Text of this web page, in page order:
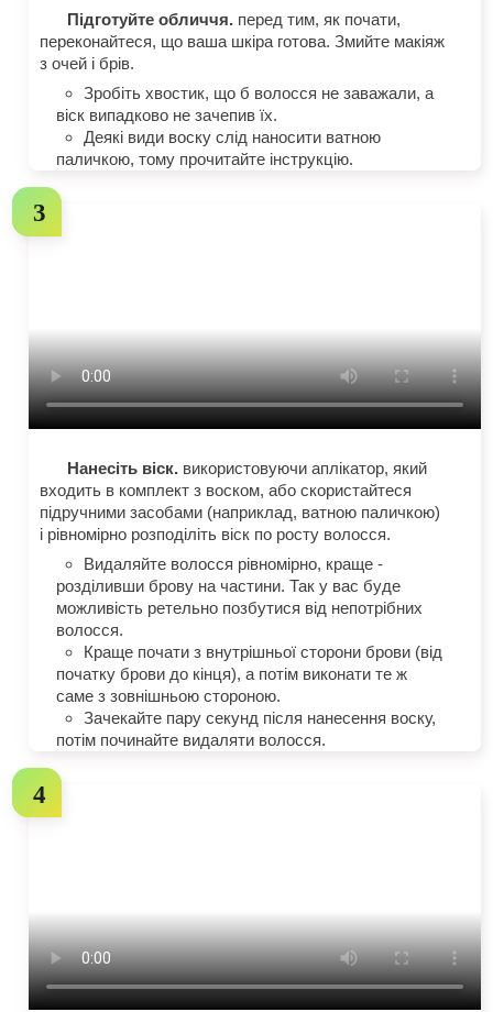
Підготуйте обличчя. перед тим, як почати,
переконайтеся, що ваша шкіра готова. Змийте макіяж
з очей і брів.
Зробіть хвостик, що б волосся не заважали, а
віск випадково не зачепив їх.
Деякі види воску слід наносити ватною
паличкою, тому прочитайте інструкцію.
Нанесіть віск. використовуючи аплікатор, який
входить в комплект з воском, або скористайтеся
підручними засобами (наприклад, ватною паличкою)
і рівномірно розподіліть віск по росту волосся.
Видаляйте волосся рівномірно, краще -
розділивши брову на частини. Так у вас буде
можливість ретельно позбутися від непотрібних
волосся.
Краще почати з внутрішньої сторони брови (від
початку брови до кінця), а потім виконати те ж
саме з зовнішньою стороною.
Зачекайте пару секунд після нанесення воску,
потім починайте видаляти волосся.